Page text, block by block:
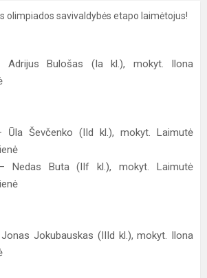
olimpiados savivaldybės etapo laimėtojus!
Bulošas (Ia kl.), mokyt. Ilona
Ūla Ševčenko (IId kl.), mokyt. Laimutė
Nedas Buta (IIf kl.), mokyt. Laimutė
Jokubauskas (IIId kl.), mokyt. Ilona